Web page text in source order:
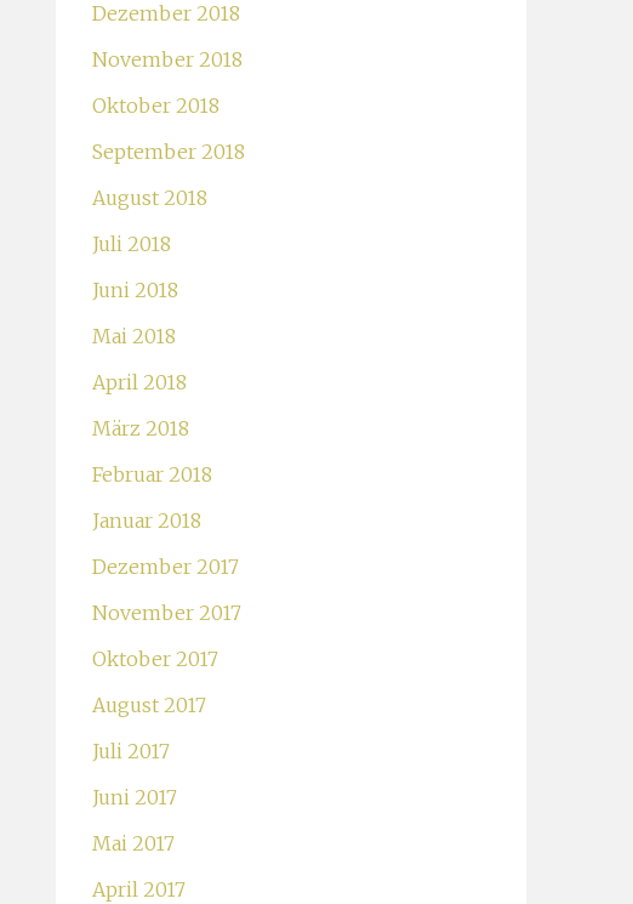
Dezember 2018
November 2018
Oktober 2018
September 2018
August 2018
Juli 2018
Juni 2018
Mai 2018
April 2018
März 2018
Februar 2018
Januar 2018
Dezember 2017
November 2017
Oktober 2017
August 2017
Juli 2017
Juni 2017
Mai 2017
April 2017